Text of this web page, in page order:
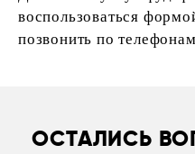
воспользоваться
позвонить по
ОСТАЛИСЬ